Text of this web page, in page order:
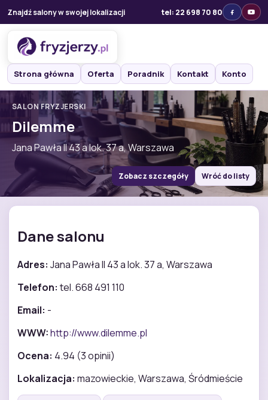
Znajdź salony w swojej lokalizacji tel: 22 698 70 80
Strona główna Oferta Poradnik Kontakt Konto
SALON FRYZJERSKI
Dilemme
Jana Pawła II 43 a lok. 37 a, Warszawa
Zobacz szczegóły Wróć do listy
Dane salonu
Adres: Jana Pawła II 43 a lok. 37 a, Warszawa
Telefon: tel. 668 491 110
Email: -
WWW:http://www.dilemme.pl
Ocena: 4.94 (3 opinii)
Lokalizacja: mazowieckie, Warszawa, Śródmieście